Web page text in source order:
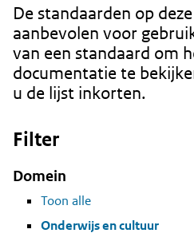
Content
De standaarden op
aanbevolen voor
van een standaard om
documentatie te
u de lijst inkorten.
Filter
Domein
Toon alle
Onderwijs en cultuur